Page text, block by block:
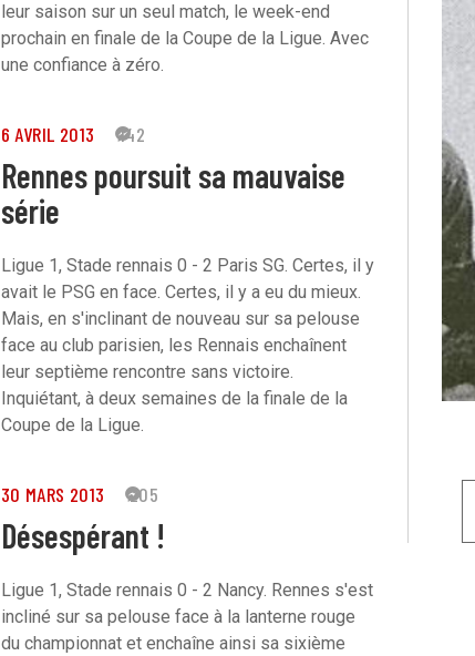
leur saison sur un seul match, le week-end
prochain en finale de la Coupe de la Ligue. Avec
une confiance à zéro.
6 AVRIL 2013 142
Rennes poursuit sa mauvaise
série
Ligue 1, Stade rennais 0 - 2 Paris SG. Certes, il y
avait le PSG en face. Certes, il y a eu du mieux.
Mais, en s'inclinant de nouveau sur sa pelouse
face au club parisien, les Rennais enchaînent
leur septième rencontre sans victoire.
Inquiétant, à deux semaines de la finale de la
Coupe de la Ligue.
30 MARS 2013 205
Désespérant !
Ligue 1, Stade rennais 0 - 2 Nancy. Rennes s'est
incliné sur sa pelouse face à la lanterne rouge
du championnat et enchaîne ainsi sa sixième